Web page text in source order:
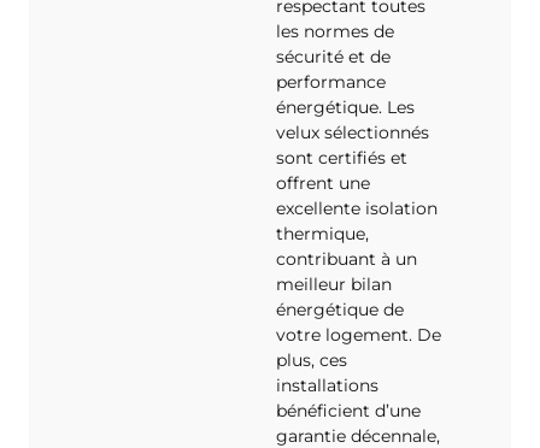
respectant toutes
les normes de
sécurité et de
performance
énergétique. Les
velux sélectionnés
sont certifiés et
offrent une
excellente isolation
thermique,
contribuant à un
meilleur bilan
énergétique de
votre logement. De
plus, ces
installations
bénéficient d’une
garantie décennale,